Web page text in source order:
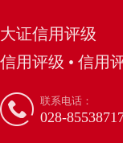
大证信用评级
信用评级 • 信用
联系电话：
028-